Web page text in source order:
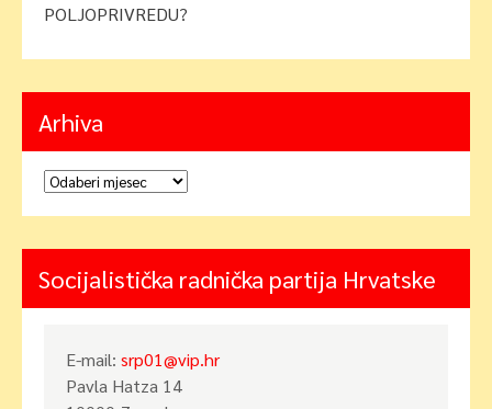
POLJOPRIVREDU?
Arhiva
Arhiva
Socijalistička radnička partija Hrvatske
E-mail: srp01@vip.hr
Pavla Hatza 14